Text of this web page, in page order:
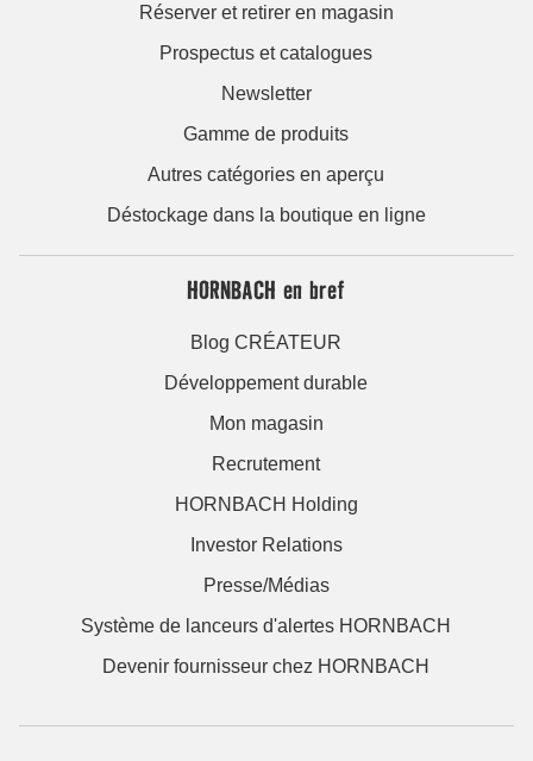
Réserver et retirer en magasin
Prospectus et catalogues
Newsletter
Gamme de produits
Autres catégories en aperçu
Déstockage dans la boutique en ligne
HORNBACH en bref
Blog CRÉATEUR
Développement durable
Mon magasin
Recrutement
HORNBACH Holding
Investor Relations
Presse/Médias
Système de lanceurs d'alertes HORNBACH
Devenir fournisseur chez HORNBACH